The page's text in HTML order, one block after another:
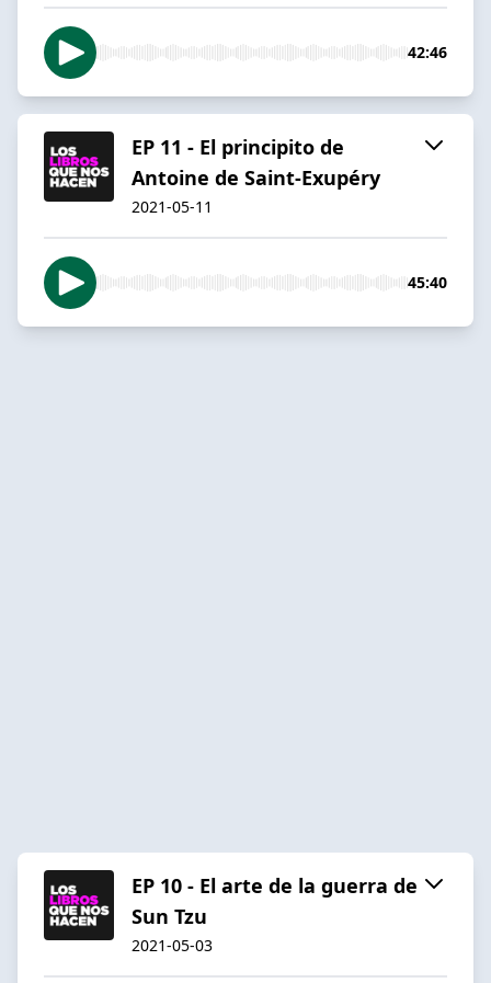
42:46
EP 11 - El principito de
Antoine de Saint-Exupéry
2021-05-11
45:40
EP 10 - El arte de la guerra de
Sun Tzu
2021-05-03